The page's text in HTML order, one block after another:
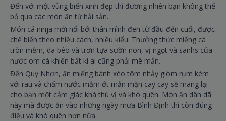
Đến với một vùng biển xinh đẹp thì đương nhiên bạn không thể
bỏ qua các món ăn từ hải sản.
Món cá ninja mới nổi bởi thân mình đen từ đầu đến cuối, được
chế biến theo nhiều cách, nhiều kiểu. Thưởng thức miếng cá
tròn mềm, da béo và trơn tựa sườn non, vị ngọt và sanhs của
nước om cá khiến bất kì ai cũng phải mê mẩn.
Đến Quy Nhơn, ăn miếng bánh xèo tôm nhảy giòm rụm kèm
với rau và chấm nước mắm ớt mằn mặn cay cay sẽ mang lại
cho bạn một cảm giác khá thú vị và khó quên. Món ăn dân dã
này mà được ăn vào những ngày mưa Bình Định thì còn đúng
điệu và khó quên hơn nữa.